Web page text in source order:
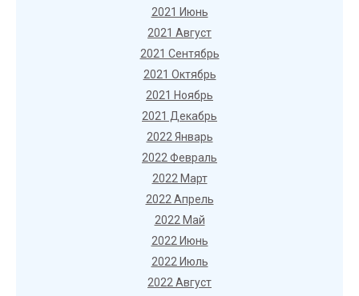
2021 Июнь
2021 Август
2021 Сентябрь
2021 Октябрь
2021 Ноябрь
2021 Декабрь
2022 Январь
2022 Февраль
2022 Март
2022 Апрель
2022 Май
2022 Июнь
2022 Июль
2022 Август